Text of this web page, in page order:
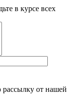
в курсе всех
от нашей